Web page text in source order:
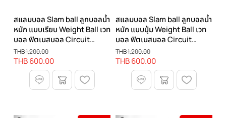
สแลมบอล Slam ball ลูกบอลน้ำ
หนัก แบบเรียบ Weight Ball เวท
บอล ฟิตเนสบอล Circuit
Training Slamball
THB 600.00
THB 1,200.00
สแลมบอล Slam ball ลูกบอลน้ำ
หนัก แบบปุ่ม Weight Ball เวท
บอล ฟิตเนสบอล Circuit
Training Slamball
THB 600.00
THB 1,200.00